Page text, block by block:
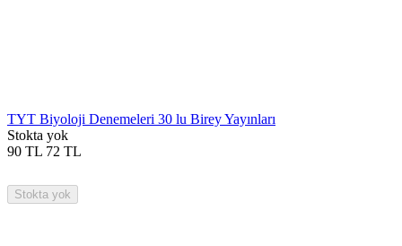
TYT Biyoloji Denemeleri 30 lu Birey Yayınları
Stokta yok
90 TL 72 TL
Stokta yok